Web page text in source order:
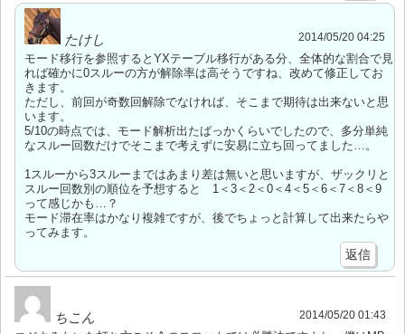
たけし 2014/05/20 04:25
モード移行を参照するとYXテーブル移行がある分、全体的な割合で見
れば確かに0スルーの方が解除率は高そうですね、改めて修正してお
きます。
ただし、前回が奇数回解除でなければ、そこまで期待は出来ないと思
います。
5/10の時点では、モード解析出たばっかくらいでしたので、多分単純
なスルー回数だけでそこまで考えずに安易に立ち回ってました…。
1スルーから3スルーまではあまり差は無いと思いますが、ザックリと
スルー回数別の順位を予想すると 1＜3＜2＜0＜4＜5＜6＜7＜8＜9
って感じかも…？
モード滞在率はかなり複雑ですが、後でちょっと計算して出来たらや
ってみます。
返信
ちこん 2014/05/20 01:43